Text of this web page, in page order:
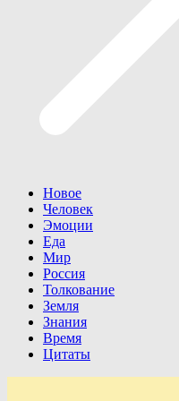
Новое
Человек
Эмоции
Еда
Мир
Россия
Толкование
Земля
Знания
Время
Цитаты